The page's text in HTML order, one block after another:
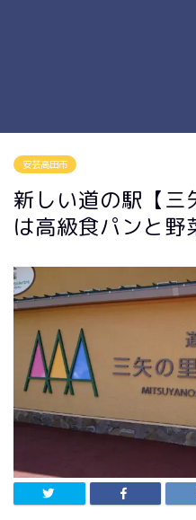
安芸高田市
新しい道の駅【三
は高級食パンと野